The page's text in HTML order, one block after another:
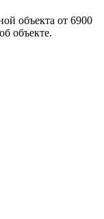
объекта от 6900
объекте.